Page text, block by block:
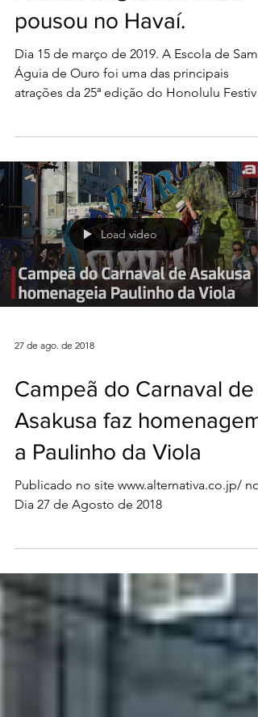
15 de mar. de 2019
Aloha! A Águia de Ouro
pousou no Havaí.
atrações da 25ª edição do Honolulu
realizado no...
Load video
27 de ago. de 2018
Campeã do Carnaval de
Asakusa faz homenagem
Dia 27 de Agosto de 2018